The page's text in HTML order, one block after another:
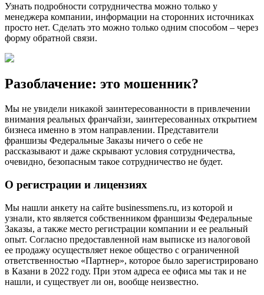
Узнать подробности сотрудничества можно только у
менеджера компании, информации на сторонних источниках
просто нет. Сделать это можно только одним способом – через
форму обратной связи.
Разоблачение: это мошенник?
Мы не увидели никакой заинтересованности в привлечении
внимания реальных франчайзи, заинтересованных открытием
бизнеса именно в этом направлении. Представители
франшизы Федеральные Заказы ничего о себе не
рассказывают и даже скрывают условия сотрудничества,
очевидно, безопасным такое сотрудничество не будет.
О регистрации и лицензиях
Мы нашли анкету на сайте businessmens.ru, из которой и
узнали, кто является собственником франшизы Федеральные
Заказы, а также место регистрации компании и ее реальный
опыт. Согласно предоставленной нам выписке из налоговой
ее продажу осуществляет некое общество с ограниченной
ответственностью «Партнер», которое было зарегистрировано
в Казани в 2022 году. При этом адреса ее офиса мы так и не
нашли, и существует ли он, вообще неизвестно.